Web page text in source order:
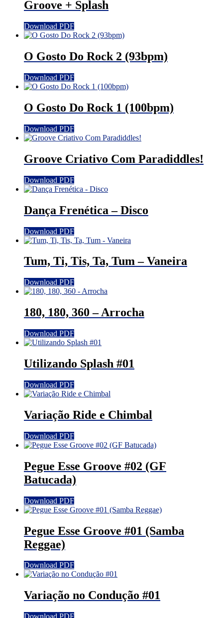
Groove + Splash
Download PDF
O Gosto Do Rock 2 (93bpm)
Download PDF
O Gosto Do Rock 1 (100bpm)
Download PDF
Groove Criativo Com Paradiddles!
Download PDF
Dança Frenética – Disco
Download PDF
Tum, Ti, Tis, Ta, Tum – Vaneira
Download PDF
180, 180, 360 – Arrocha
Download PDF
Utilizando Splash #01
Download PDF
Variação Ride e Chimbal
Download PDF
Pegue Esse Groove #02 (GF
Batucada)
Download PDF
Pegue Esse Groove #01 (Samba
Reggae)
Download PDF
Variação no Condução #01